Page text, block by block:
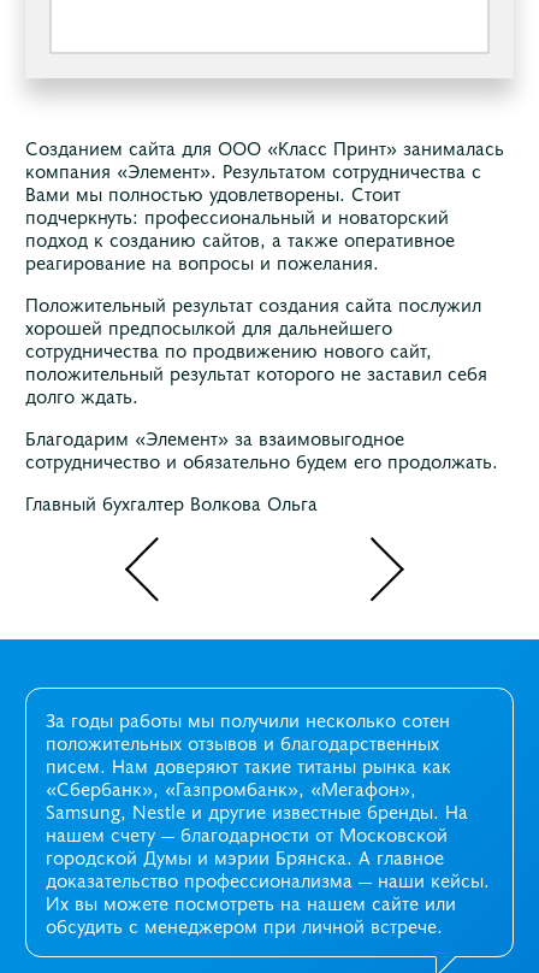
Созданием сайта для ООО «Класс Принт» занималась
компания «Элемент». Результатом сотрудничества с
Вами мы полностью удовлетворены. Стоит
подчеркнуть: профессиональный и новаторский
подход к созданию сайтов, а также оперативное
реагирование на вопросы и пожелания.
Положительный результат создания сайта послужил
хорошей предпосылкой для дальнейшего
сотрудничества по продвижению нового сайт,
положительный результат которого не заставил себя
долго ждать.
Благодарим «Элемент» за взаимовыгодное
сотрудничество и обязательно будем его продолжать.
Главный бухгалтер Волкова Ольга
За годы работы мы получили несколько сотен
положительных отзывов и благодарственных
писем. Нам доверяют такие титаны рынка как
«Сбербанк», «Газпромбанк», «Мегафон»,
Samsung, Nestle и другие известные бренды. На
нашем счету — благодарности от Московской
городской Думы и мэрии Брянска. А главное
доказательство профессионализма — наши кейсы.
Их вы можете посмотреть на нашем сайте или
обсудить с менеджером при личной встрече.